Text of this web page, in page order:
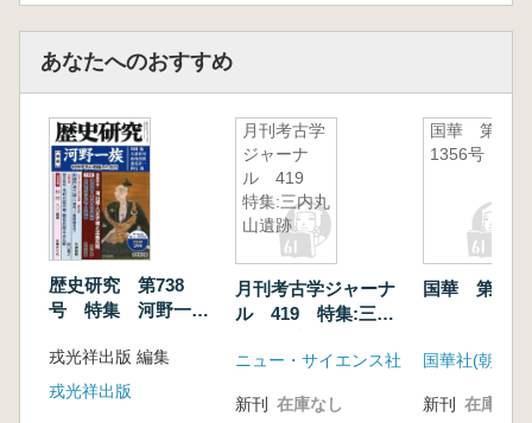
あなたへのおすすめ
歴史研究 第738
号 特集 河野一
した名門
戎光祥出版 編集
戎光祥出版
月刊考古学
ジャーナ
ル 419
特集:三内丸
山遺跡
月刊考古学ジャーナ
ル 419 特集:三内
ニュー・サイエンス社
新刊 在庫なし
国華 第
1356号
国華 第
国華社(朝日
新刊 在庫なし